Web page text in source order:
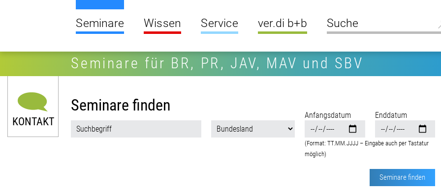
Seminare Wissen Service ver.di b+b
Seminare für BR, PR, JAV, MAV und SBV
KONTAKT
Seminare finden
Anfangsdatum Enddatum
(Format: TT.MM.JJJJ – Eingabe auch per Tastatur
möglich)